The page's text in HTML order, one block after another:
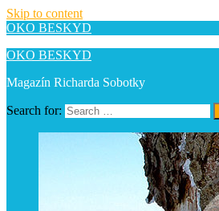
Skip to content
OKO BESKYD
OKO BESKYD
Magazín Richarda Sobotky
Search for: